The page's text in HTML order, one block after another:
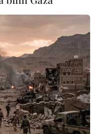
thông